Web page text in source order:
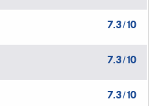
7.3/10
7.3/10
7.3/10